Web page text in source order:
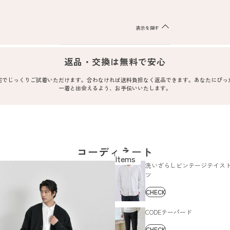
表示を隠す
返品・交換は無料で安心
でじっくりご試着いただけます。合わなければ送料負担なく返品できます。あなたにぴっ
一着と出会えるよう、お手伝いいたします。
コーディネート
洗いざらしビンテージテイス
ツ
CHECK
CODEテーパード